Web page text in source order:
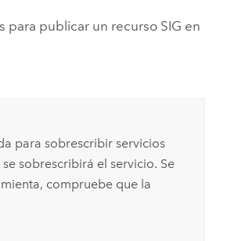
para publicar un recurso SIG en
para sobrescribir servicios
sobrescribirá el servicio. Se
compruebe que la